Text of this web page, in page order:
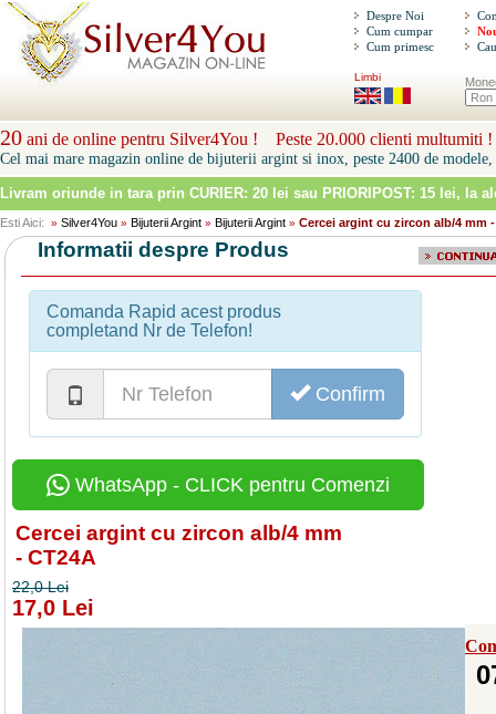
Despre Noi
Cum cumpar
Cum primesc
Limbi
20 ani de online pentru Silver4You ! Peste 20.000 clienti multumiti !
Cel mai mare magazin online de bijuterii argint si inox, peste 2400 de modele,
Livram oriunde in tara prin CURIER: 20 lei sau PRIORIPOST: 15 lei, la
Esti Aici: » Silver4You » Bijuterii Argint » Bijuterii Argint » Cercei argint cu zircon alb/4 mm -
Informatii despre Produs
Comanda Rapid acest produs
completand Nr de Telefon!
Confirm
WhatsApp - CLICK pentru Comenzi
Cercei argint cu zircon alb/4 mm
- CT24A
22,0 Lei
17,0 Lei